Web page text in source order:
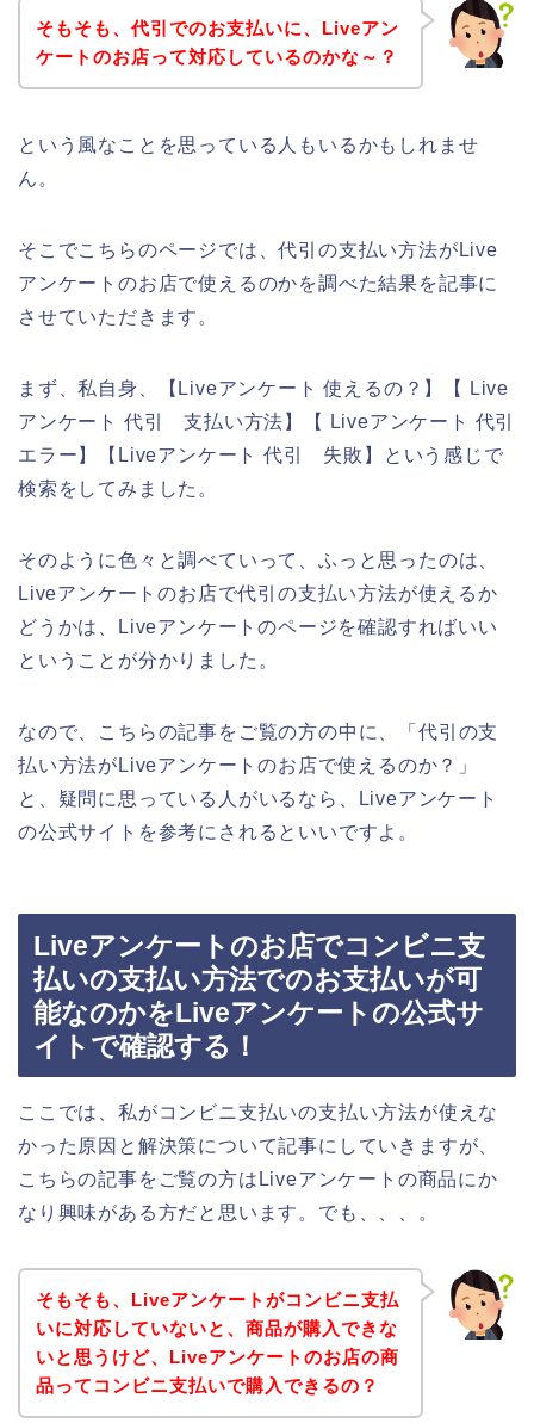
そもそも、代引でのお支払いに、Liveアン
ケートのお店って対応しているのかな～？
という風なことを思っている人もいるかもしれませ
ん。
そこでこちらのページでは、代引の支払い方法がLive
アンケートのお店で使えるのかを調べた結果を記事に
させていただきます。
まず、私自身、【Liveアンケート 使えるの？】【 Live
アンケート 代引 支払い方法】【 Liveアンケート 代引
エラー】【Liveアンケート 代引 失敗】という感じで
検索をしてみました。
そのように色々と調べていって、ふっと思ったのは、
Liveアンケートのお店で代引の支払い方法が使えるか
どうかは、Liveアンケートのページを確認すればいい
ということが分かりました。
なので、こちらの記事をご覧の方の中に、「代引の支
払い方法がLiveアンケートのお店で使えるのか？」
と、疑問に思っている人がいるなら、Liveアンケート
の公式サイトを参考にされるといいですよ。
Liveアンケートのお店でコンビニ支
払いの支払い方法でのお支払いが可
能なのかをLiveアンケートの公式サ
イトで確認する！
ここでは、私がコンビニ支払いの支払い方法が使えな
かった原因と解決策について記事にしていきますが、
こちらの記事をご覧の方はLiveアンケートの商品にか
なり興味がある方だと思います。でも、、、。
そもそも、Liveアンケートがコンビニ支払
いに対応していないと、商品が購入できな
いと思うけど、Liveアンケートのお店の商
品ってコンビニ支払いで購入できるの？